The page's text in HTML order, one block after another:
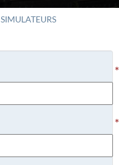
SIMULATEURS